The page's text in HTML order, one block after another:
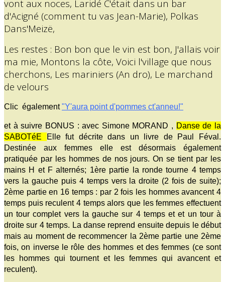
vont aux noces, Laridé C'était dans un bar
d'Acigné (comment tu vas Jean-Marie), Polkas
Dans'Meizë,
Les restes : Bon bon que le vin est bon, J'allais voir
ma mie, Montons la côte, Voici l'village que nous
cherchons, Les mariniers (An dro), Le marchand
de velours
Clic également"Y'aura point d'pommes ct'anneu!"
et à suivre BONUS : avec Simone MORAND , Danse de la
SABOTéE
Elle fut décrite dans un livre de Paul Féval.
Destinée aux femmes elle est désormais également
pratiquée par les hommes de nos jours. On se tient par les
mains H et F alternés; 1ère partie la ronde tourne 4 temps
vers la gauche puis 4 temps vers la droite (2 fois de suite);
2ème partie en 16 temps : par 2 fois les hommes avancent 4
temps puis reculent 4 temps alors que les femmes effectuent
un tour complet vers la gauche sur 4 temps et et un tour à
droite sur 4 temps. La danse reprend ensuite depuis le début
mais au moment de recommencer la 2ème partie une 2ème
fois, on inverse le rôle des hommes et des femmes (ce sont
les hommes qui tournent et les femmes qui avancent et
reculent).